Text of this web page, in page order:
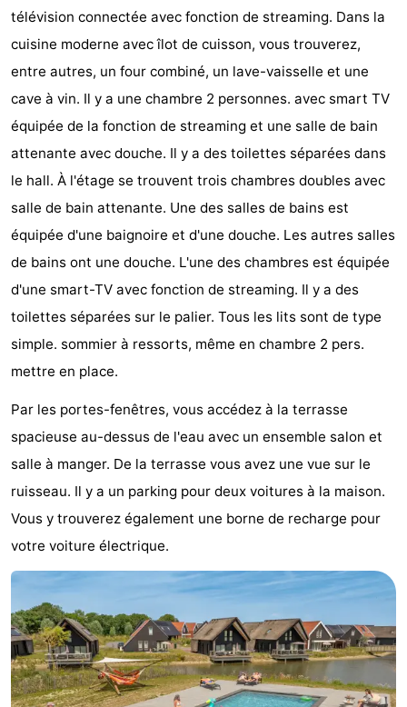
Cadzand-
Bad
Nieuwvliet-
Bad
Schoneveld
-
Strand
Resort
Nieuwvliet-
Bad
Waterdunen
-
Zonneweelde
Zwinhoeve
Hôtels
Last
minutes
Plages
Voir
et
Lieux
Musées
-
Monuments
-
Moulins
-
Points
vue
Attractions
Croisières
-
Terrains
-
télévision connectée avec fonction de streaming. Dans la
cuisine moderne avec îlot de cuisson, vous trouverez,
entre autres, un four combiné, un lave-vaisselle et une
cave à vin. Il y a une chambre 2 personnes. avec smart TV
équipée de la fonction de streaming et une salle de bain
attenante avec douche. Il y a des toilettes séparées dans
le hall. À l'étage se trouvent trois chambres doubles avec
salle de bain attenante. Une des salles de bains est
équipée d'une baignoire et d'une douche. Les autres salles
de bains ont une douche. L'une des chambres est équipée
d'une smart-TV avec fonction de streaming. Il y a des
toilettes séparées sur le palier. Tous les lits sont de type
simple. sommier à ressorts, même en chambre 2 pers.
mettre en place.
Par les portes-fenêtres, vous accédez à la terrasse
spacieuse au-dessus de l'eau avec un ensemble salon et
salle à manger. De la terrasse vous avez une vue sur le
ruisseau. Il y a un parking pour deux voitures à la maison.
Vous y trouverez également une borne de recharge pour
votre voiture électrique.